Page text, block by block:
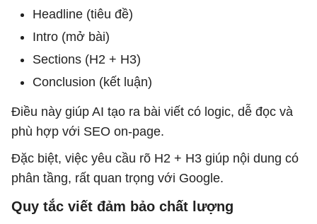
Headline (tiêu đề)
Intro (mở bài)
Sections (H2 + H3)
Conclusion (kết luận)
Điều này giúp AI tạo ra bài viết có logic, dễ đọc và
phù hợp với SEO on-page.
Đặc biệt, việc yêu cầu rõ H2 + H3 giúp nội dung có
phân tầng, rất quan trọng với Google.
Quy tắc viết đảm bảo chất lượng